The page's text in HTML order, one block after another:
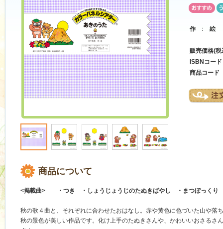
作 ： 絵
販売価格(税
ISBNコード
商品コード
商品について
<掲載曲> ・つき ・しょうじょうじのたぬきばやし ・まつぼっくり
秋の歌４曲と、それぞれに合わせたおはなし。赤や黄色に色づいた山や落
秋の景色が美しい作品です。化け上手のたぬきさんや、かわいいおさるさ